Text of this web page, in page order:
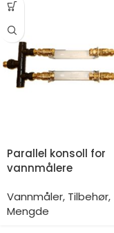
Parallel konsoll for
vannmålere
Vannmåler, Tilbehør,
Mengde